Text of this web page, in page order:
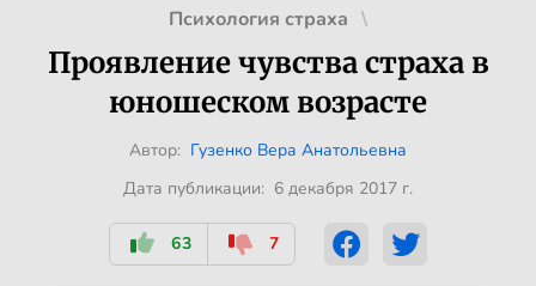
Психология страха
Проявление чувства страха в
юношеском возрасте
Автор: Гузенко Вера Анатольевна
Дата публикации: 6 декабря 2017 г.
63 7